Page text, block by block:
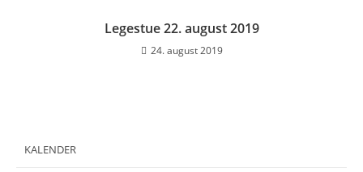
Legestue 22. august 2019
24. august 2019
KALENDER